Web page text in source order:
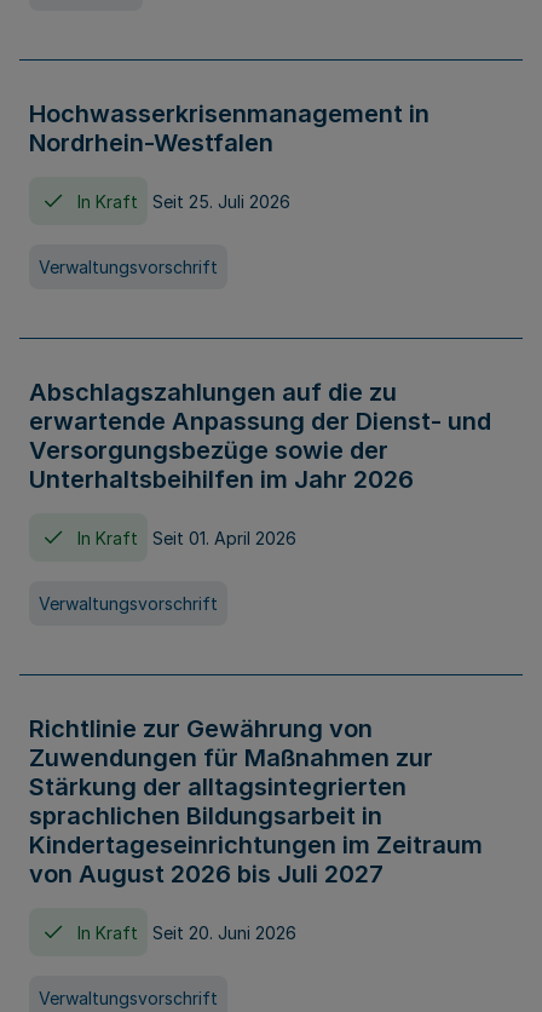
Hochwasserkrisenmanagement in
Nordrhein-Westfalen
In Kraft Seit 25. Juli 2026
Verwaltungsvorschrift
Abschlagszahlungen auf die zu
erwartende Anpassung der Dienst- und
Versorgungsbezüge sowie der
Unterhaltsbeihilfen im Jahr 2026
In Kraft Seit 01. April 2026
Verwaltungsvorschrift
Richtlinie zur Gewährung von
Zuwendungen für Maßnahmen zur
Stärkung der alltagsintegrierten
sprachlichen Bildungsarbeit in
Kindertageseinrichtungen im Zeitraum
von August 2026 bis Juli 2027
In Kraft Seit 20. Juni 2026
Verwaltungsvorschrift